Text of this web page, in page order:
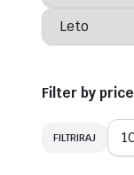
Filter by price
FILTRIRAJ